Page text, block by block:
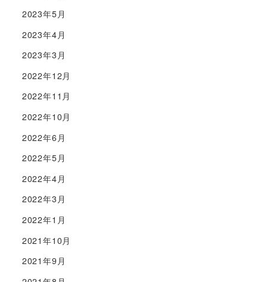
2023年5月
2023年4月
2023年3月
2022年12月
2022年11月
2022年10月
2022年6月
2022年5月
2022年4月
2022年3月
2022年1月
2021年10月
2021年9月